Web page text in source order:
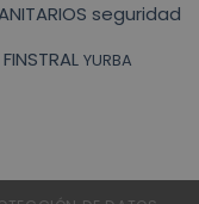
seguridad
YURBA